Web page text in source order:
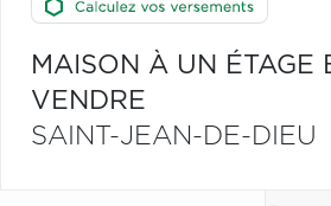
MAISON À UN ÉTAGE
VENDRE
SAINT-JEAN-DE-DIEU